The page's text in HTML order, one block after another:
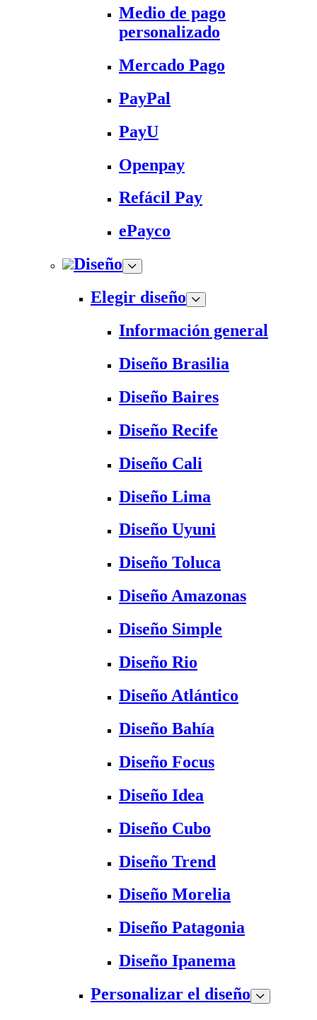
Medio de pago
personalizado
Mercado Pago
PayPal
PayU
Openpay
Refácil Pay
ePayco
Diseño
Elegir diseño
Información general
Diseño Brasilia
Diseño Baires
Diseño Recife
Diseño Cali
Diseño Lima
Diseño Uyuni
Diseño Toluca
Diseño Amazonas
Diseño Simple
Diseño Rio
Diseño Atlántico
Diseño Bahía
Diseño Focus
Diseño Idea
Diseño Cubo
Diseño Trend
Diseño Morelia
Diseño Patagonia
Diseño Ipanema
Personalizar el diseño